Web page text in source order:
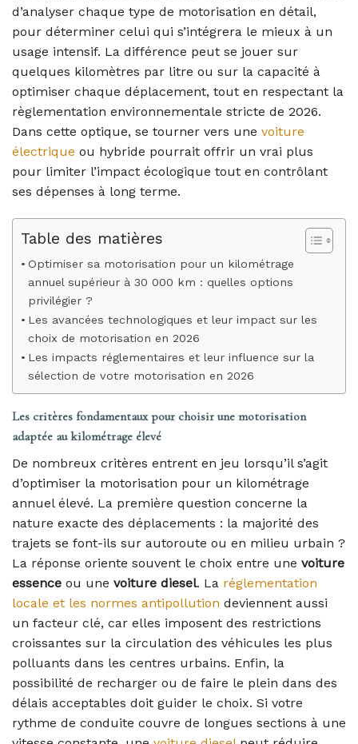
d’analyser chaque type de motorisation en détail,
pour déterminer celui qui s’intégrera le mieux à un
usage intensif. La différence peut se jouer sur
quelques kilomètres par litre ou sur la capacité à
optimiser chaque déplacement, tout en respectant la
règlementation environnementale stricte de 2026.
Dans cette optique, se tourner vers une voiture
électrique ou hybride pourrait offrir un vrai plus
pour limiter l’impact écologique tout en contrôlant
ses dépenses à long terme.
Table des matières
Optimiser sa motorisation pour un kilométrage
annuel supérieur à 30 000 km : quelles options
privilégier ?
Les avancées technologiques et leur impact sur les
choix de motorisation en 2026
Les impacts réglementaires et leur influence sur la
sélection de votre motorisation en 2026
Les critères fondamentaux pour choisir une motorisation
adaptée au kilométrage élevé
De nombreux critères entrent en jeu lorsqu’il s’agit
d’optimiser la motorisation pour un kilométrage
annuel élevé. La première question concerne la
nature exacte des déplacements : la majorité des
trajets se font-ils sur autoroute ou en milieu urbain ?
La réponse oriente souvent le choix entre une voiture
essence ou une voiture diesel. La réglementation
locale et les normes antipollution deviennent aussi
un facteur clé, car elles imposent des restrictions
croissantes sur la circulation des véhicules les plus
polluants dans les centres urbains. Enfin, la
possibilité de recharger ou de faire le plein dans des
délais acceptables doit guider le choix. Si votre
rythme de conduite couvre de longues sections à une